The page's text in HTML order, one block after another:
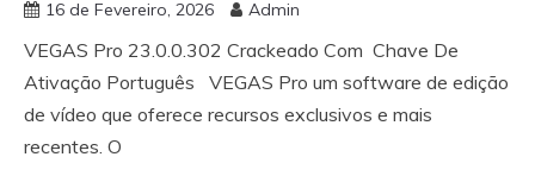
16 de Fevereiro, 2026 Admin
VEGAS Pro 23.0.0.302 Crackeado Com Chave De
Ativação Português VEGAS Pro um software de edição
de vídeo que oferece recursos exclusivos e mais
recentes. O